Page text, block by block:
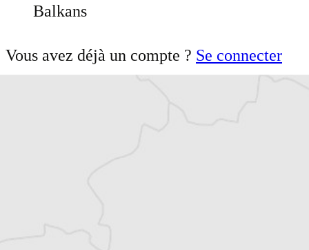
Balkans
Vous avez déjà un compte ? Se connecter